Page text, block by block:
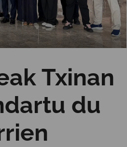
Txinan
du